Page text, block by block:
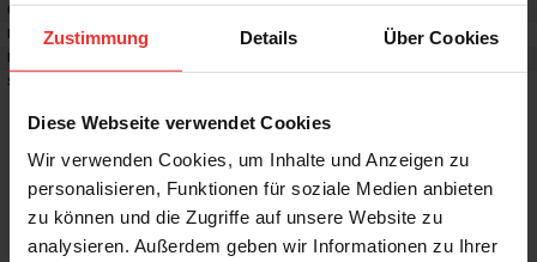
Zustimmung Details Über Cookies
Diese Webseite verwendet Cookies
Wir verwenden Cookies, um Inhalte und Anzeigen zu
personalisieren, Funktionen für soziale Medien anbieten
zu können und die Zugriffe auf unsere Website zu
analysieren. Außerdem geben wir Informationen zu Ihrer
Oberfläche:
matt
Rektifiziert:
ja
Rutschhemmwert
Stilrichtung
Weitere Produkte aus der Serie